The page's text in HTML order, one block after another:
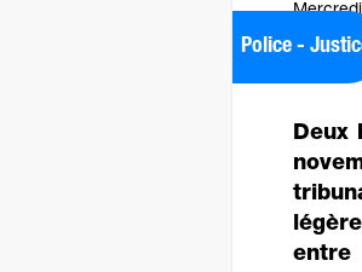
Police -
Deux